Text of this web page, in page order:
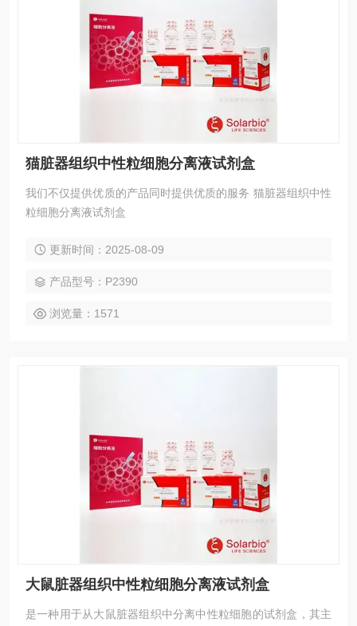
猫脏器组织中性粒细胞分离液试剂盒
我们不仅提供优质的产品同时提供优质的服务 猫脏器组织中性
粒细胞分离液试剂盒
更新时间：2025-08-09
产品型号：P2390
浏览量：1571
大鼠脏器组织中性粒细胞分离液试剂盒
是一种用于从大鼠脏器组织中分离中性粒细胞的试剂盒，其主